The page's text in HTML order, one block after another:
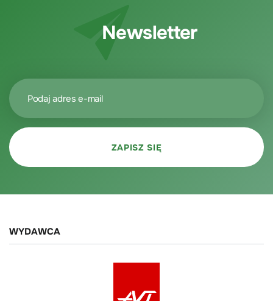
Newsletter
WYDAWCA